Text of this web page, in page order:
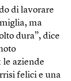
di lavorare
ma
dura”, dice
le aziende
felici e una